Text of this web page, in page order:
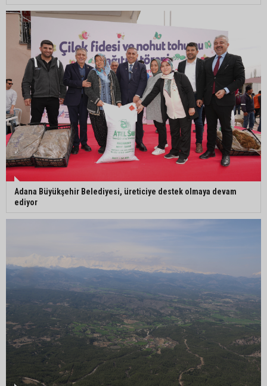
İmamoğlu’nda hijyen ve etiket kontrolü
Mustafa Özkan: "Yüreğir Belediye Başkan
Vekilliği seçimine ilişkin hukuki süreç başlatıldı"
Adana Büyükşehir Belediyesi, üreticiye destek olmaya devam
ediyor